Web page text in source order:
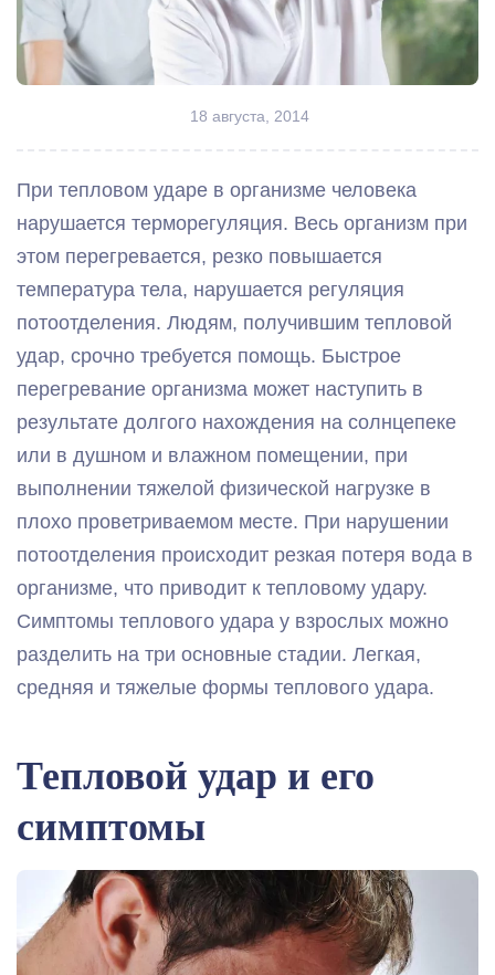
18 августа, 2014
При тепловом ударе в организме человека
нарушается терморегуляция. Весь организм при
этом перегревается, резко повышается
температура тела, нарушается регуляция
потоотделения. Людям, получившим тепловой
удар, срочно требуется помощь. Быстрое
перегревание организма может наступить в
результате долгого нахождения на солнцепеке
или в душном и влажном помещении, при
выполнении тяжелой физической нагрузке в
плохо проветриваемом месте. При нарушении
потоотделения происходит резкая потеря вода в
организме, что приводит к тепловому удару.
Симптомы теплового удара у взрослых можно
разделить на три основные стадии. Легкая,
средняя и тяжелые формы теплового удара.
Тепловой удар и его
симптомы